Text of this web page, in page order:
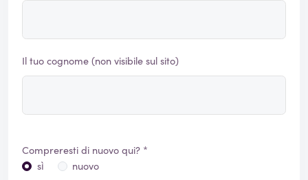
Il tuo cognome (non visibile sul sito)
Compreresti di nuovo qui? *
sì
nuovo